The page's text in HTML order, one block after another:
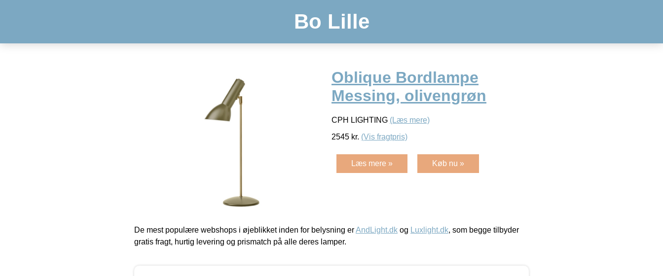
Bo Lille
Oblique Bordlampe
Messing, olivengrøn
CPH LIGHTING (Læs mere)
2545 kr. (Vis fragtpris)
Læs mere » Køb nu »
De mest populære webshops i øjeblikket inden for belysning erAndLight.dk og Luxlight.dk, som begge tilbyder
gratis fragt, hurtig levering og prismatch på alle deres lamper.